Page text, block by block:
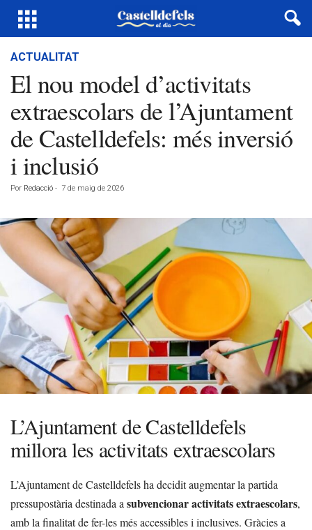
ACTUALITAT
El nou model d’activitats
extraescolars de l’Ajuntament
de Castelldefels: més inversió
i inclusió
Por Redacció - 7 de maig de 2026
L’Ajuntament de Castelldefels
millora les activitats extraescolars
L’Ajuntament de Castelldefels ha decidit augmentar la partida
pressupostària destinada a subvencionar activitats extraescolars,
amb la finalitat de fer-les més accessibles i inclusives. Gràcies a